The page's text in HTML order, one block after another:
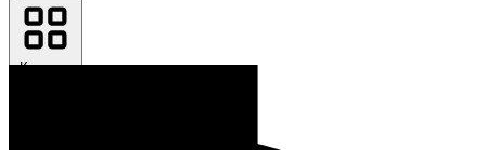
Каталог